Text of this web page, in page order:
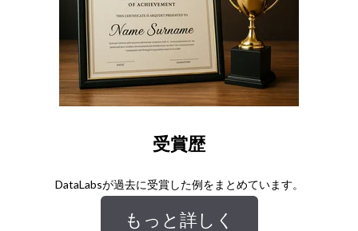
受賞歴
DataLabsが過去に受賞した例をまとめています。
もっと詳しく